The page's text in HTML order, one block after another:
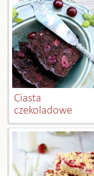
Ciasta
czekoladowe